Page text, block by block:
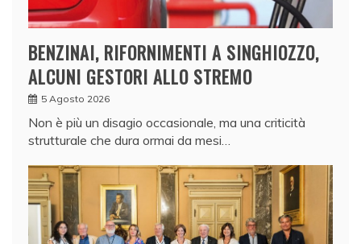
BENZINAI, RIFORNIMENTI A SINGHIOZZO,
ALCUNI GESTORI ALLO STREMO
5 Agosto 2026
Non è più un disagio occasionale, ma una criticità
strutturale che dura ormai da mesi…